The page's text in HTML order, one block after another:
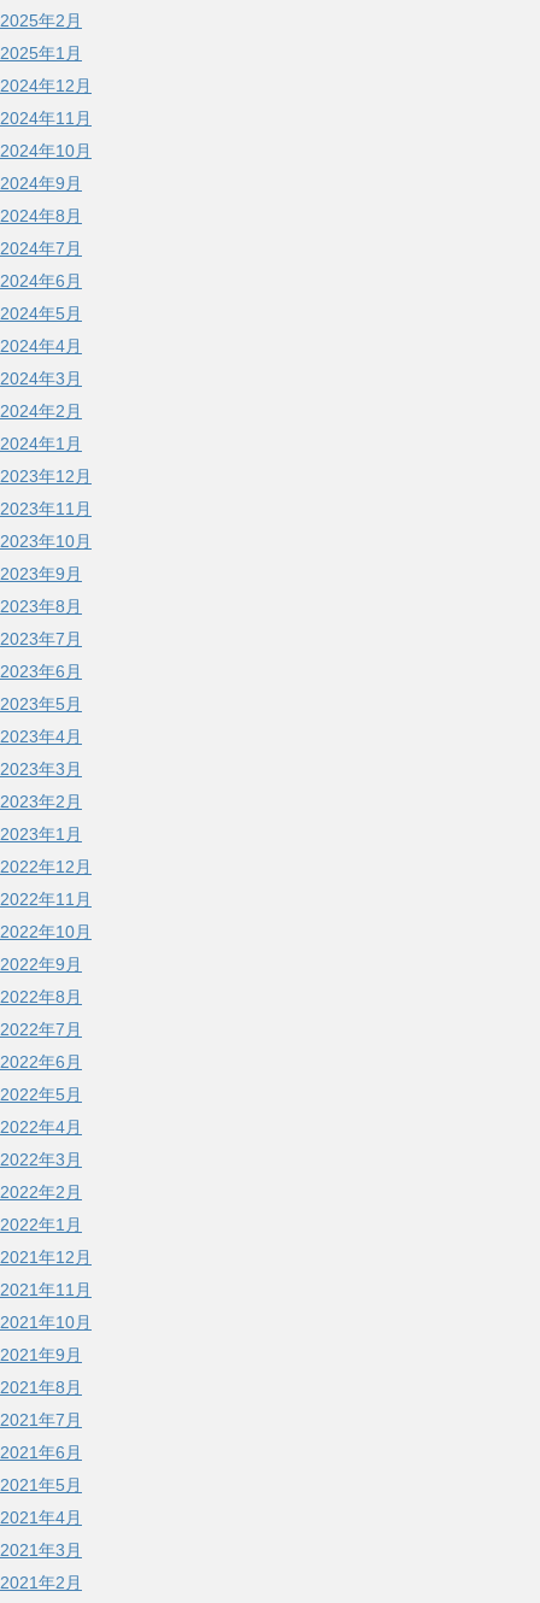
2025年2月
2025年1月
2024年12月
2024年11月
2024年10月
2024年9月
2024年8月
2024年7月
2024年6月
2024年5月
2024年4月
2024年3月
2024年2月
2024年1月
2023年12月
2023年11月
2023年10月
2023年9月
2023年8月
2023年7月
2023年6月
2023年5月
2023年4月
2023年3月
2023年2月
2023年1月
2022年12月
2022年11月
2022年10月
2022年9月
2022年8月
2022年7月
2022年6月
2022年5月
2022年4月
2022年3月
2022年2月
2022年1月
2021年12月
2021年11月
2021年10月
2021年9月
2021年8月
2021年7月
2021年6月
2021年5月
2021年4月
2021年3月
2021年2月